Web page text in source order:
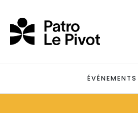
ÉVÉNEMENTS